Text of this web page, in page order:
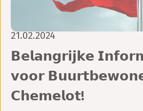
21.02.2024
𝗕𝗲𝗹𝗮𝗻𝗴𝗿𝗶𝗷𝗸𝗲
𝘃𝗼𝗼𝗿
𝗖𝗵𝗲𝗺𝗲𝗹𝗼𝘁!